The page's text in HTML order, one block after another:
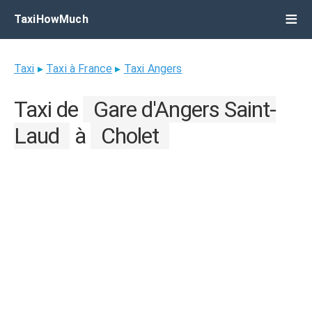
TaxiHowMuch
Taxi ▸ Taxi à France ▸ Taxi Angers
Taxi de
Gare d'Angers Saint-
Laud
à Cholet